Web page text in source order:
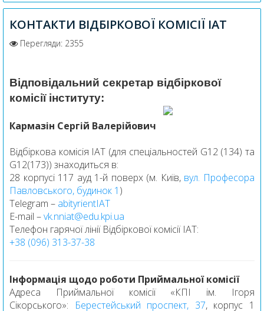
КОНТАКТИ ВІДБІРКОВОЇ КОМІСІЇ ІАТ
Перегляди: 2355
Відповідальний секретар відбіркової
комісії інституту:
Кармазін Сергій Валерійович
Відбіркова комісія ІАТ (для спеціальностей G12 (134) та
G12(173)) знаходиться в:
28 корпусі 117 ауд 1-й поверх (м. Київ, вул. Професора
Павловського, будинок 1 )
Telegram – abityrientIAT
E-mail –vk.nniat@edu.kpi.ua
Телефон гарячої лінії Відбіркової комісії ІАТ:
+38 (096) 313-37-38
Інформація щодо роботи Приймальної комісії
Адреса Приймальної комісії «КПІ ім. Ігоря
Сікорського»:
Берестейський проспект, 37, корпус 1